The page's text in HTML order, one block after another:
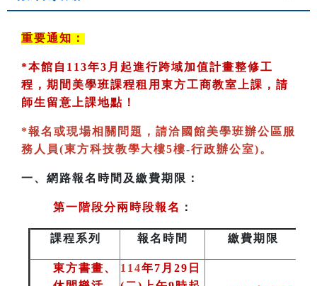
重要通知：
*本館自113年3月起進行跨域加值計畫整修工
程，期間美學班課程租用東方工商教室
上課，請
師生留意上課地點！
*報名或現場相關問題，請洽國館美學班辦公區服
務人員(東方科技教學大樓5樓-行政辦公室)。
一、 網路報名時間及繳費期限：
第一階段分兩時段報名 ：
課程系列 報名時間 繳費期限
東方書畫、
114年7月29日